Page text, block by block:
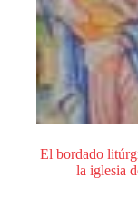
El bordado
la iglesia